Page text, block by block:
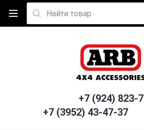
+7 (924) 823-
+7 (3952) 43-47-37